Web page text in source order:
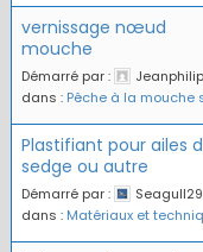
vernissage nœud
mouche
Démarré par :
dans : Pêche à la mouche
Plastifiant pour ailes
sedge ou autre
Démarré par :
Seagull29
dans : Matériaux et